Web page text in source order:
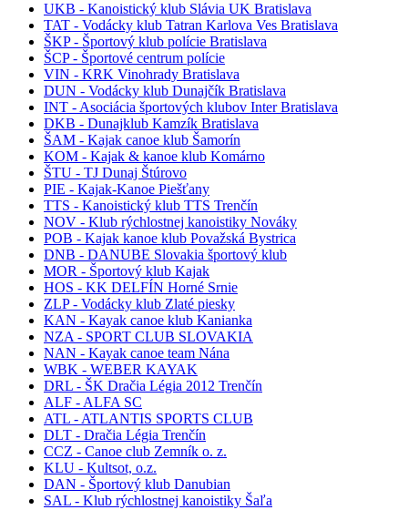
UKB - Kanoistický klub Slávia UK Bratislava
TAT - Vodácky klub Tatran Karlova Ves Bratislava
ŠKP - Športový klub polície Bratislava
ŠCP - Športové centrum polície
VIN - KRK Vinohrady Bratislava
DUN - Vodácky klub Dunajčík Bratislava
INT - Asociácia športových klubov Inter Bratislava
DKB - Dunajklub Kamzík Bratislava
ŠAM - Kajak canoe klub Šamorín
KOM - Kajak & kanoe klub Komárno
ŠTU - TJ Dunaj Štúrovo
PIE - Kajak-Kanoe Piešťany
TTS - Kanoistický klub TTS Trenčín
NOV - Klub rýchlostnej kanoistiky Nováky
POB - Kajak kanoe klub Považská Bystrica
DNB - DANUBE Slovakia športový klub
MOR - Športový klub Kajak
HOS - KK DELFÍN Horné Srnie
ZLP - Vodácky klub Zlaté piesky
KAN - Kayak canoe klub Kanianka
NZA - SPORT CLUB SLOVAKIA
NAN - Kayak canoe team Nána
WBK - WEBER KAYAK
DRL - ŠK Dračia Légia 2012 Trenčín
ALF - ALFA SC
ATL - ATLANTIS SPORTS CLUB
DLT - Dračia Légia Trenčín
CCZ - Canoe club Zemník o. z.
KLU - Kultsot, o.z.
DAN - Športový klub Danubian
SAL - Klub rýchlostnej kanoistiky Šaľa